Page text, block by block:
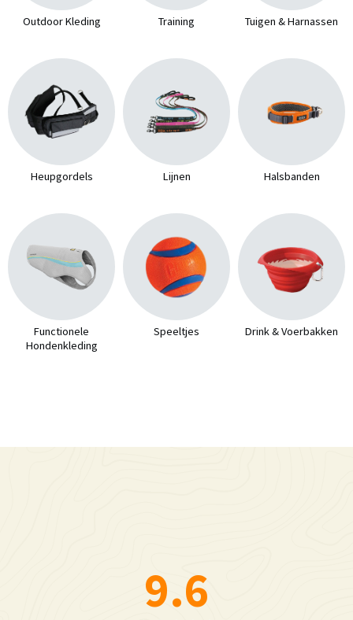
Outdoor Kleding Training Tuigen & Harnassen
Heupgordels Lijnen Halsbanden
Functionele
Hondenkleding
Speeltjes Drink & Voerbakken
9.6